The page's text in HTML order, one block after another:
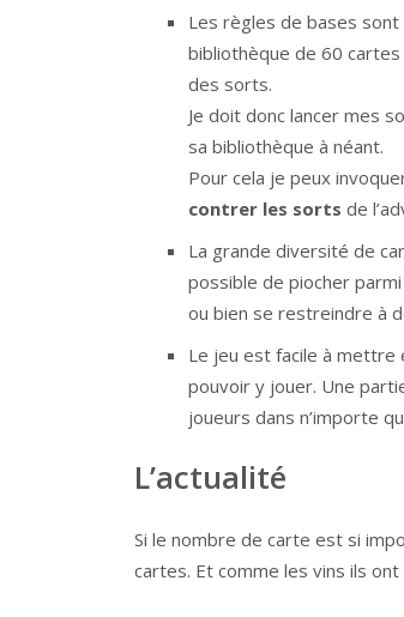
Les règles de bases sont
bibliothèque de 60
des sorts.
Je doit donc lancer mes
sa bibliothèque à néant.
Pour cela je peux
contrer les sorts de
La grande diversité de
possible de piocher
ou bien se restreindre à
Le jeu est facile à mettre
pouvoir y jouer. Une
joueurs dans n’importe
L’actualité
Si le nombre de carte est si
cartes. Et comme les vins ils